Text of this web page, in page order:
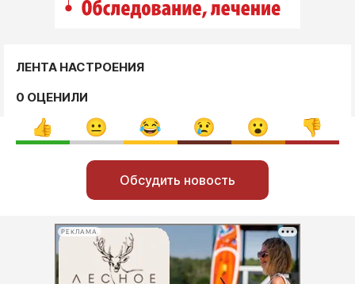
ЛЕНТА НАСТРОЕНИЯ
0 ОЦЕНИЛИ
Обсудить новость
РЕКЛАМА